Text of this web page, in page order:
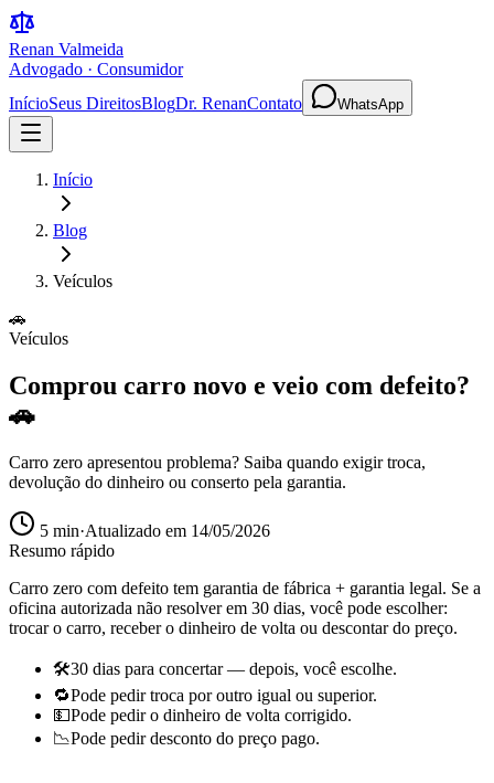
Renan Valmeida
Advogado · Consumidor
InícioSeus DireitosBlogDr. RenanContato WhatsApp
Início
Blog
Veículos
🚗
Veículos
Comprou carro novo e veio com defeito?
🚗
Carro zero apresentou problema? Saiba quando exigir troca,
devolução do dinheiro ou conserto pela garantia.
5 min·Atualizado em 14/05/2026
Resumo rápido
Carro zero com defeito tem garantia de fábrica + garantia legal. Se a
oficina autorizada não resolver em 30 dias, você pode escolher:
trocar o carro, receber o dinheiro de volta ou descontar do preço.
🛠️30 dias para concertar — depois, você escolhe.
🔁Pode pedir troca por outro igual ou superior.
💵Pode pedir o dinheiro de volta corrigido.
📉Pode pedir desconto do preço pago.